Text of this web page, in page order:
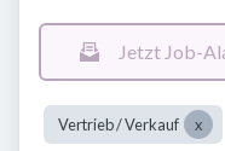
Jetzt Job-
Vertrieb / Verkauf